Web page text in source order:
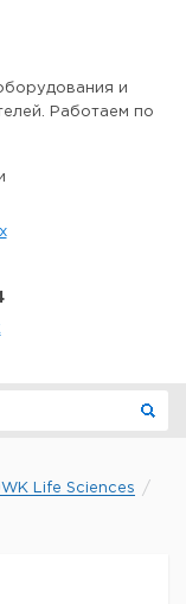
и
Работаем по
Life Sciences